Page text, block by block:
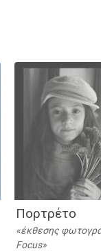
Πορτρέτο
έκθεσης
Focus